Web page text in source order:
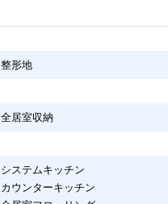
整形地
全居室収納
システムキッチン
カウンターキッチン